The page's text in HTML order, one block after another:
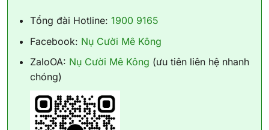
Tổng đài Hotline: 1900 9165
Facebook: Nụ Cười Mê Kông
ZaloOA: Nụ Cười Mê Kông (ưu tiên liên hệ nhanh
chóng)